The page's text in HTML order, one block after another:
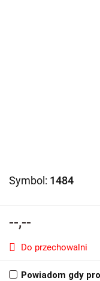
Symbol: 1484
--,--
Do przechowalni
Powiadom gdy